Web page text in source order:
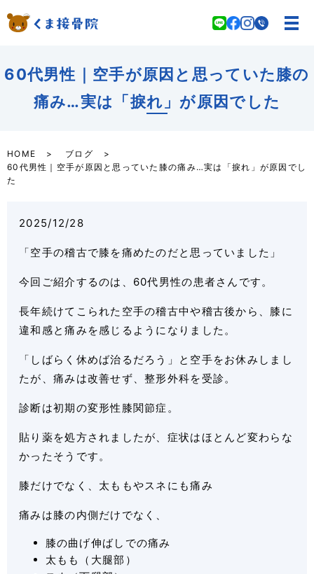
60代男性｜空手が原因と思っていた膝の
痛み…実は「捩れ」が原因でした
HOME
ブログ
60代男性｜空手が原因と思っていた膝の痛み…実は「捩れ」が原因でし
た
2025/12/28
「空手の稽古で膝を痛めたのだと思っていました」
今回ご紹介するのは、60代男性の患者さんです。
長年続けてこられた空手の稽古中や稽古後から、膝に
違和感と痛みを感じるようになりました。
「しばらく休めば治るだろう」と空手をお休みしまし
たが、痛みは改善せず、整形外科を受診。
診断は初期の変形性膝関節症。
貼り薬を処方されましたが、症状はほとんど変わらな
かったそうです。
膝だけでなく、太ももやスネにも痛み
痛みは膝の内側だけでなく、
膝の曲げ伸ばしでの痛み
太もも（大腿部）